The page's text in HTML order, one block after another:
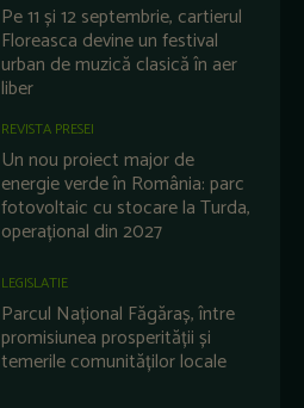
Pe 11 și 12 septembrie, cartierul
Floreasca devine un festival
urban de muzică clasică în aer
liber
REVISTA PRESEI
Un nou proiect major de
energie verde în România: parc
fotovoltaic cu stocare la Turda,
operațional din 2027
LEGISLATIE
Parcul Național Făgăraș, între
promisiunea prosperității și
temerile comunităților locale